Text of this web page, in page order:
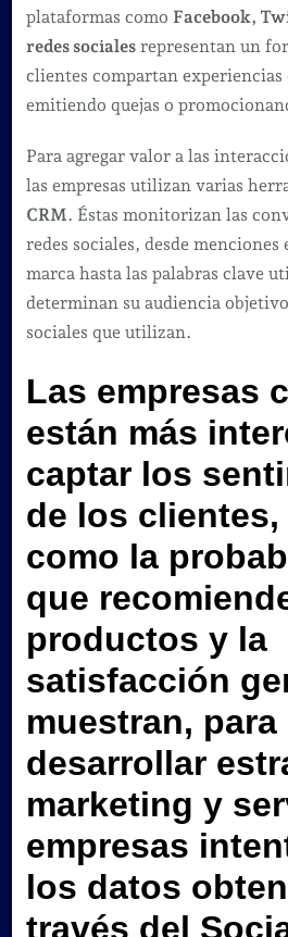
plataformas como Facebook,
redes socialesrepresentan un
clientes compartan experiencias
emitiendo quejas o
Para agregar valor a las
las empresas utilizan varias
CRM. Éstas monitorizan las
redes sociales, desde menciones
marca hasta las palabras clave
determinan su audiencia
sociales que utilizan.
Las empresas
están más
captar los
de los clientes,
como la
que
productos y la
satisfacción
muestran, para
desarrollar
marketing y
empresas
los datos
través del